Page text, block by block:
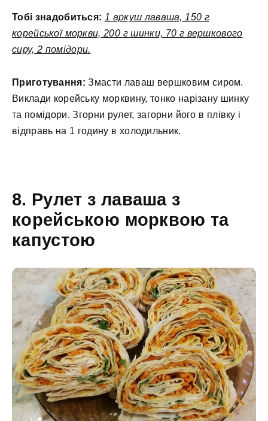
Тобі знадобиться: 1 аркуш лаваша, 150 г
корейської моркви, 200 г шинки, 70 г вершкового
сиру, 2 помідори.
Приготування: Змасти лаваш вершковим сиром.
Виклади корейську морквину, тонко нарізану шинку
та помідори. Згорни рулет, загорни його в плівку і
відправь на 1 годину в холодильник.
8. Рулет з лаваша з
корейською морквою та
капустою